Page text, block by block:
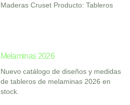
Maderas Cruset Producto: Tableros
Melaminas 2026
Nuevo catálogo de diseños y medidas
de tableros de melaminas 2026 en
stock.